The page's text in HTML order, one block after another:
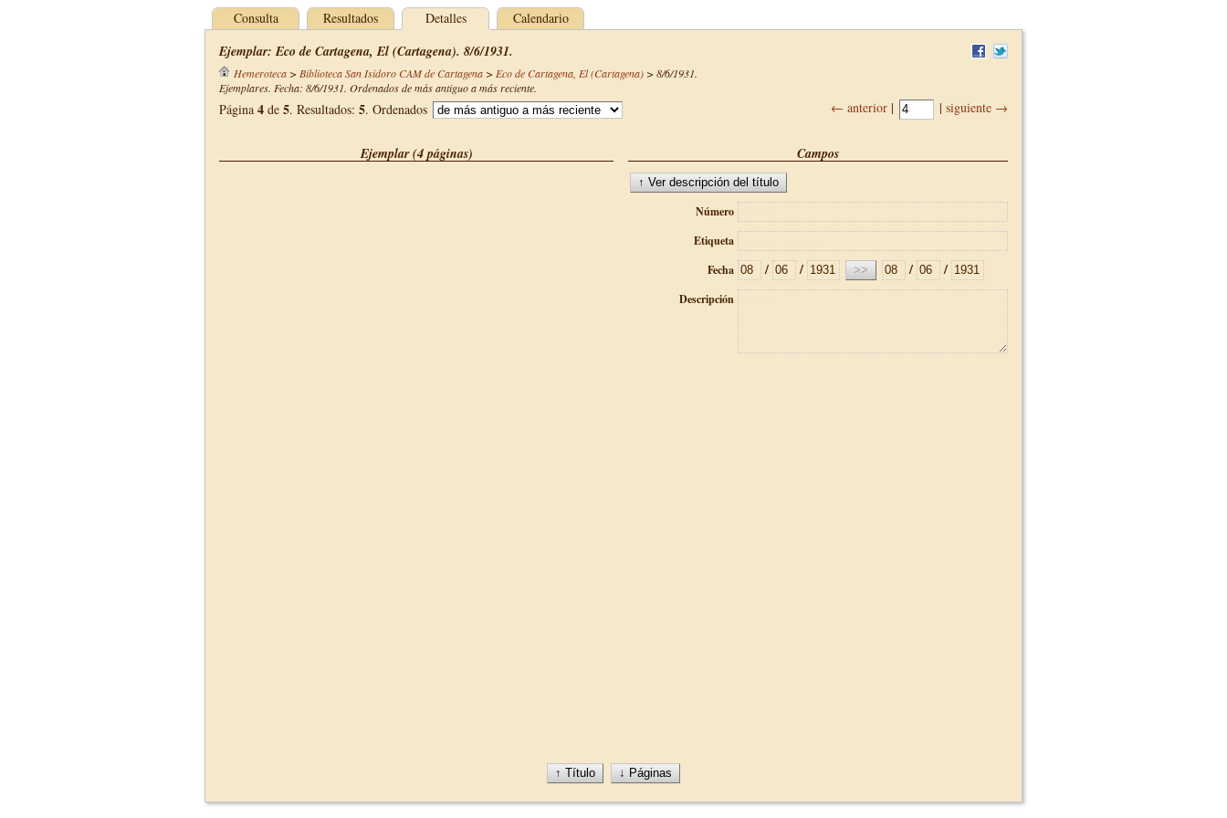
Consulta Resultados Detalles Calendario
Ejemplar: Eco de Cartagena, El (Cartagena). 8/6/1931.
Hemeroteca> Biblioteca San Isidoro CAM de Cartagena> Eco de Cartagena, El (Cartagena)> 8/6/1931.
Ejemplares. Fecha: 8/6/1931. Ordenados de más antiguo a más reciente.
← anterior | | siguiente →
Página 4 de 5. Resultados: 5. Ordenados
Ejemplar (4 páginas) Campos
Número
Etiqueta
Fecha
/ / / /
Descripción